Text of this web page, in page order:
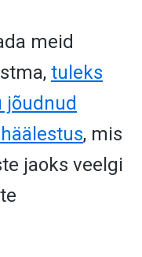
meid
tuleks
jõudnud
, mis
jaoks veelgi